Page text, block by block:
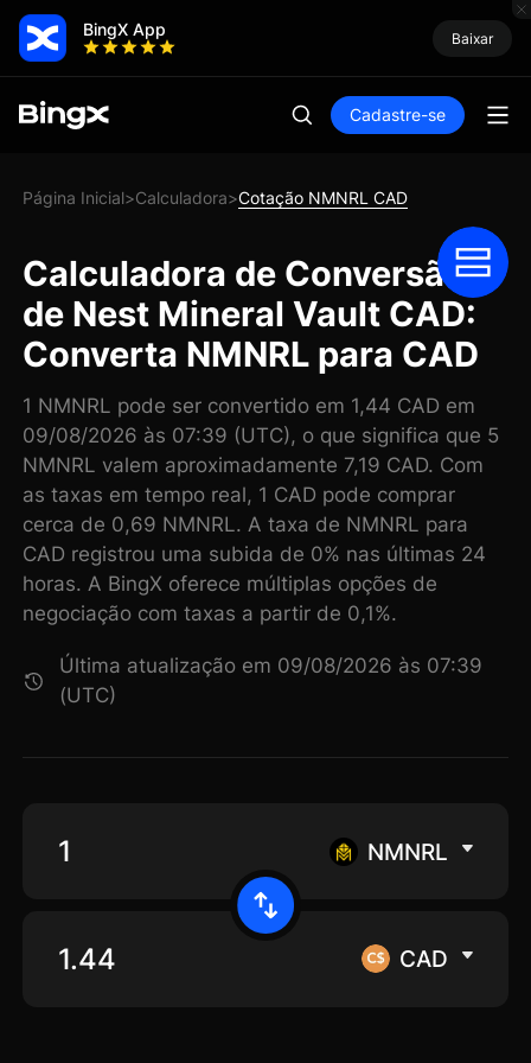
BingX App Baixar
Cadastre-se
Página Inicial>Calculadora>Cotação NMNRL CAD
Calculadora de Conversão
de Nest Mineral Vault CAD:
Converta NMNRL para CAD
1 NMNRL pode ser convertido em 1,44 CAD em
09/08/2026 às 07:39 (UTC), o que significa que 5
NMNRL valem aproximadamente 7,19 CAD. Com
as taxas em tempo real, 1 CAD pode comprar
cerca de 0,69 NMNRL. A taxa de NMNRL para
CAD registrou uma subida de 0% nas últimas 24
horas. A BingX oferece múltiplas opções de
negociação com taxas a partir de 0,1%.
Última atualização em 09/08/2026 às 07:39
(UTC)
NMNRL
CAD